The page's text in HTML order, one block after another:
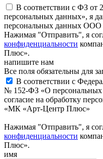
В соответствии с ФЗ
персональных данных», я
персональных данных
Нажимая "Отправить", я
конфиденциальности
Плюс».
напишите нам
Все поля обязательны для
В соответствии с
№ 152-ФЗ «О персональных
согласие на обработку
«МК «Арт-Центр Плюс»
Нажимая "Отправить", я
конфиденциальности
Плюс».
имя